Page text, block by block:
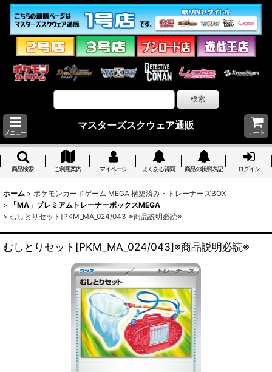
メニュー
マスターズスクウェア通販
カート
商品検索 ご利用案内 マイページ よくある質問 商品の状態表記 ログイン
ホーム > ポケモンカードゲーム MEGA 構築済み・トレーナーズBOX
>
「MA」プレミアムトレーナーボックスMEGA
> むしとりセット[PKM_MA_024/043]※商品説明必読※
むしとりセット[PKM_MA_024/043]※商品説明必読※